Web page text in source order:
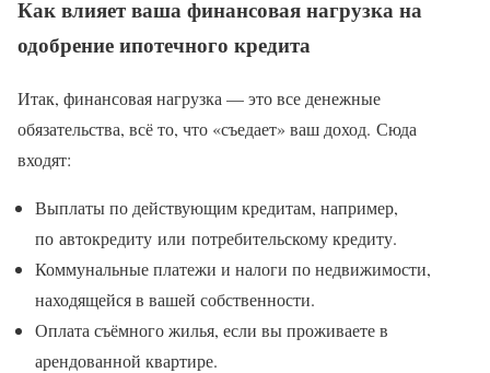
Как влияет ваша финансовая нагрузка на
одобрение ипотечного кредита
Итак, финансовая нагрузка — это все денежные
обязательства, всё то, что «съедает» ваш доход. Сюда
входят:
Выплаты по действующим кредитам, например,
по автокредиту или потребительскому кредиту.
Коммунальные платежи и налоги по недвижимости,
находящейся в вашей собственности.
Оплата съёмного жилья, если вы проживаете в
арендованной квартире.